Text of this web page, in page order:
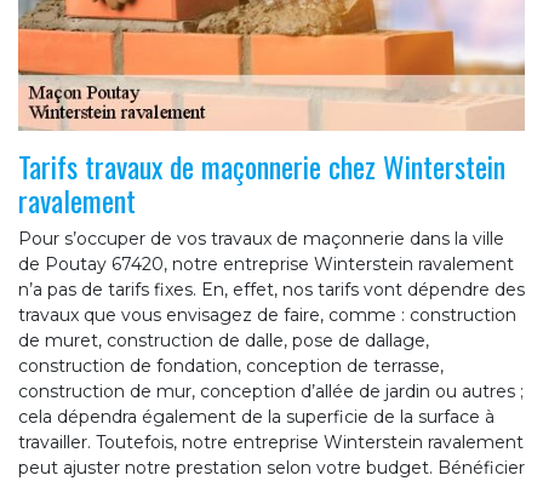
Tarifs travaux de maçonnerie chez Winterstein
ravalement
Pour s’occuper de vos travaux de maçonnerie dans la ville
de Poutay 67420, notre entreprise Winterstein ravalement
n’a pas de tarifs fixes. En, effet, nos tarifs vont dépendre des
travaux que vous envisagez de faire, comme : construction
de muret, construction de dalle, pose de dallage,
construction de fondation, conception de terrasse,
construction de mur, conception d’allée de jardin ou autres ;
cela dépendra également de la superficie de la surface à
travailler. Toutefois, notre entreprise Winterstein ravalement
peut ajuster notre prestation selon votre budget. Bénéficier